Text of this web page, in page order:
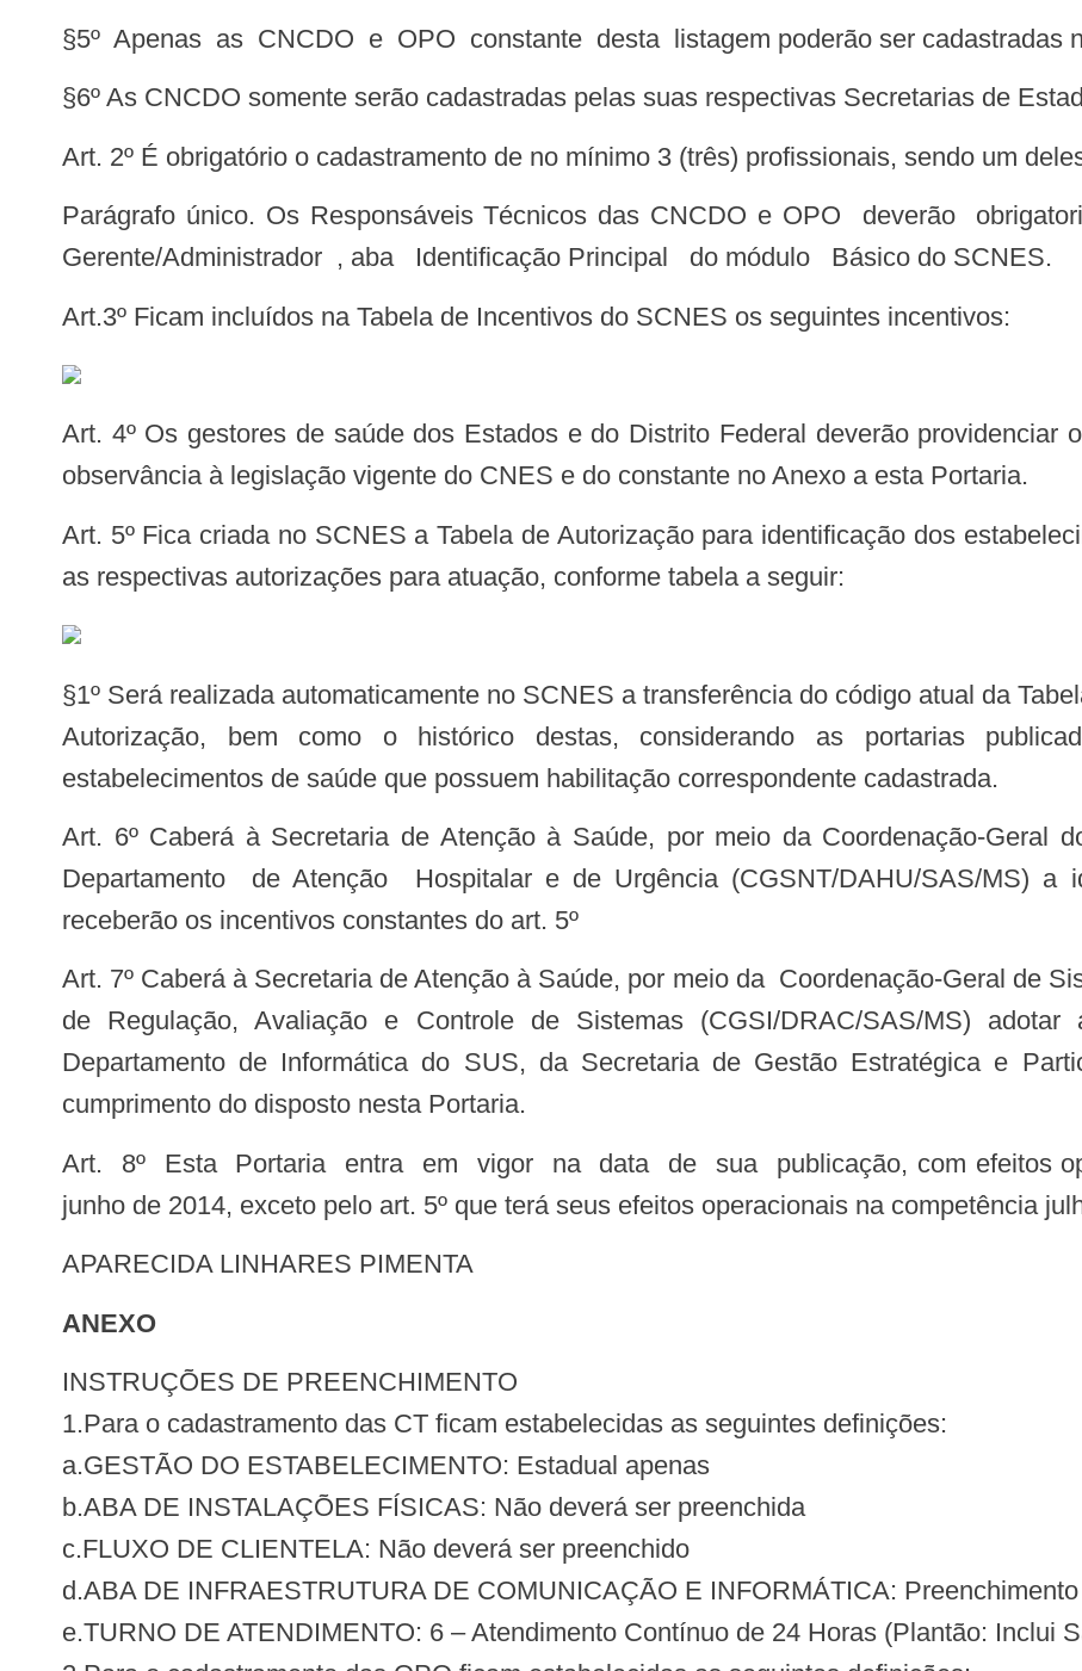
§5º Apenas as CNCDO e OPO constante desta listagem poderão ser cadastradas
§6º As CNCDO somente serão cadastradas pelas suas respectivas Secretarias de
Art. 2º É obrigatório o cadastramento de no mínimo 3 (três) profissionais, sendo um
Parágrafo único. Os Responsáveis Técnicos das CNCDO e OPO deverão obrigatoriamente ser informados no campo
Gerente/Administrador , aba Identificação Principal do módulo Básico do SCNES.
Art.3º Ficam incluídos na Tabela de Incentivos do SCNES os seguintes incentivos:
Art. 4º Os gestores de saúde dos Estados e do Distrito Federal deverão providenciar o cadastro de suas CNCDO e OPO, em
observância à legislação vigente do CNES e do constante no Anexo a esta Portaria.
Art. 5º Fica criada no SCNES a Tabela de Autorização para identificação dos estabelecimentos de saúde que possuem do SNT
as respectivas autorizações para atuação, conforme tabela a seguir:
§1º Será realizada automaticamente no SCNES a transferência do código atual da Tabela de Habilitações para a nova Tabela de
Autorização, bem como o histórico destas, considerando as portarias
estabelecimentos de saúde que possuem habilitação correspondente cadastrada.
Art. 6º Caberá à Secretaria de Atenção à Saúde, por meio da Coordenação-Geral do Sistema Nacional de Transplante, do
Departamento de Atenção Hospitalar e de Urgência (CGSNT/DAHU/SAS/MS) a
receberão os incentivos constantes do art. 5º
Art. 7º Caberá à Secretaria de Atenção à Saúde, por meio da Coordenação-Geral de Sistemas de Informação, do Departamento
de Regulação, Avaliação e Controle de Sistemas (CGSI/DRAC/SAS/MS)
Departamento de Informática do SUS, da Secretaria de Gestão Estratégica e
cumprimento do disposto nesta Portaria.
Art. 8º Esta Portaria entra em vigor na data de sua publicação, com efeitos operacionais no SCNES na competência
junho de 2014, exceto pelo art. 5º que terá seus efeitos operacionais na competência
APARECIDA LINHARES PIMENTA
ANEXO
INSTRUÇÕES DE PREENCHIMENTO
1.Para o cadastramento das CT ficam estabelecidas as seguintes definições:
a.GESTÃO DO ESTABELECIMENTO: Estadual apenas
b.ABA DE INSTALAÇÕES FÍSICAS: Não deverá ser preenchida
c.FLUXO DE CLIENTELA: Não deverá ser preenchido
d.ABA DE INFRAESTRUTURA DE COMUNICAÇÃO E INFORMÁTICA:
e.TURNO DE ATENDIMENTO: 6 – Atendimento Contínuo de 24 Horas (Plantão: Inclui